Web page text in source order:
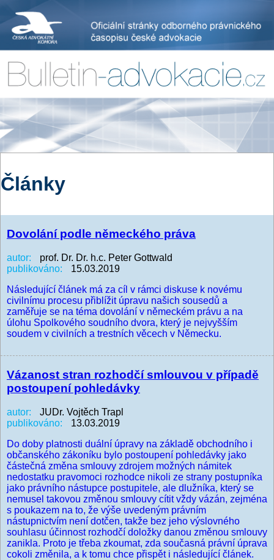
Články
Dovolání podle německého práva
autor:
prof. Dr. Dr. h.c. Peter Gottwald
publikováno:
15.03.2019
Následující článek má za cíl v rámci diskuse k novému
civilnímu procesu přiblížit úpravu našich sousedů a
zaměřuje se na téma dovolání v německém právu a na
úlohu Spolkového soudního dvora, který je nejvyšším
soudem v civilních a trestních věcech v Německu.
Vázanost stran rozhodčí smlouvou v případě
postoupení pohledávky
autor:
JUDr. Vojtěch Trapl
publikováno:
13.03.2019
Do doby platnosti duální úpravy na základě obchodního i
občanského zákoníku bylo postoupení pohledávky jako
částečná změna smlouvy zdrojem možných námitek
nedostatku pravomoci rozhodce nikoli ze strany postupníka
jako právního nástupce postupitele, ale dlužníka, který se
nemusel takovou změnou smlouvy cítit vždy vázán, zejména
s poukazem na to, že výše uvedeným právním
nástupnictvím není dotčen, takže bez jeho výslovného
souhlasu účinnost rozhodčí doložky danou změnou smlouvy
zanikla. Proto je třeba zkoumat, zda současná právní úprava
cokoli změnila, a k tomu chce přispět i následující článek.